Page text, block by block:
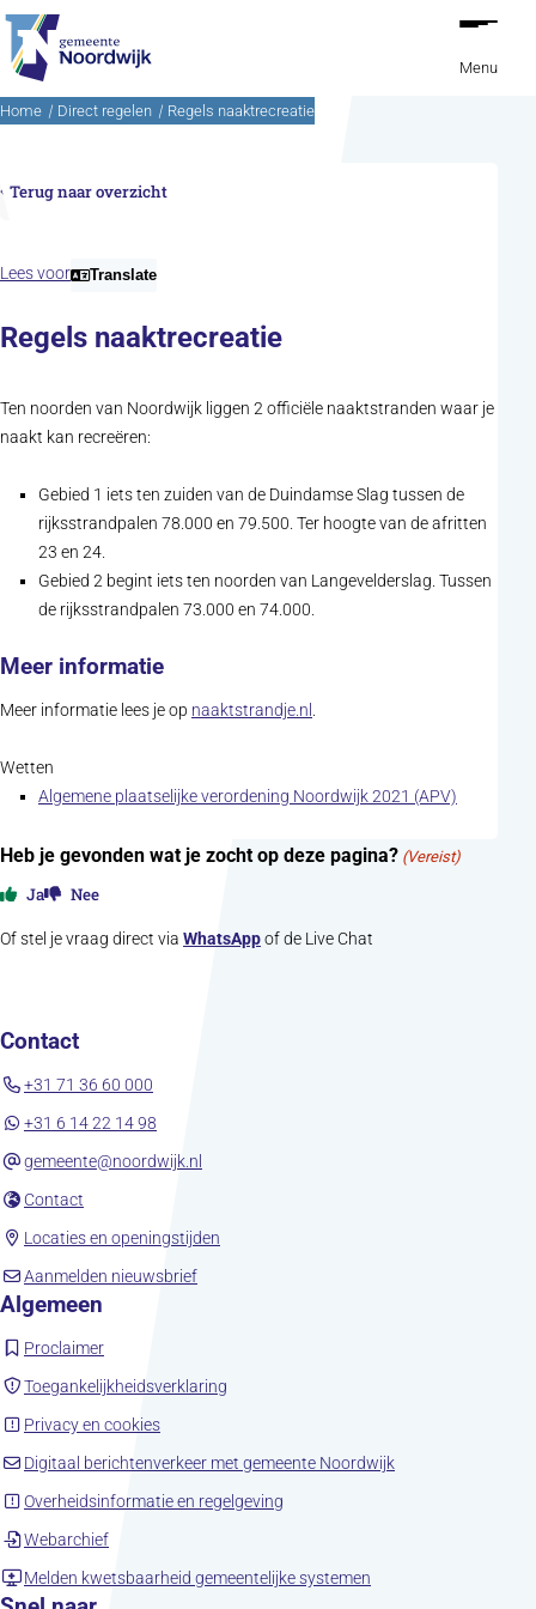
Ga naar de inhoud
Menu
Home Direct regelen Regels naaktrecreatie
Terug naar overzicht
Lees voor Translate
Regels naaktrecreatie
Ten noorden van Noordwijk liggen 2 officiële naaktstranden waar je
naakt kan recreëren:
Gebied 1 iets ten zuiden van de Duindamse Slag tussen de
rijksstrandpalen 78.000 en 79.500. Ter hoogte van de afritten
23 en 24.
Gebied 2 begint iets ten noorden van Langevelderslag. Tussen
de rijksstrandpalen 73.000 en 74.000.
Meer informatie
Meer informatie lees je op naaktstrandje.nl
Wetten
Algemene plaatselijke verordening Noordwijk 2021 (APV)
Heb je gevonden wat je zocht op deze pagina? (Vereist)
Ja Nee
Of stel je vraag direct via WhatsAppof de Live Chat
Contact
+31 71 36 60 000
+31 6 14 22 14 98
gemeente@noordwijk.nl
Contact
Locaties en openingstijden
Aanmelden nieuwsbrief(opent in nieuw tabblad)
Algemeen
Proclaimer(opent in nieuw tabblad)
Toegankelijkheidsverklaring
Privacy en cookies(opent in nieuw tabblad)
Digitaal berichtenverkeer met gemeente Noordwijk(opent in nieuw
Overheidsinformatie en regelgeving
Webarchief(opent in nieuw tabblad)
Melden kwetsbaarheid gemeentelijke systemen